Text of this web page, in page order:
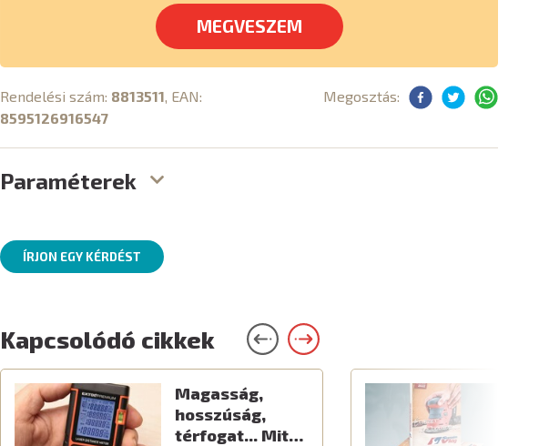
MEGVESZEM
Rendelési szám: 8813511 , EAN:
8595126916547
Megosztás:
Paraméterek
ÍRJON EGY KÉRDÉST
Kapcsolódó cikkek
Magasság,
hosszúság,
térfogat... Mit…